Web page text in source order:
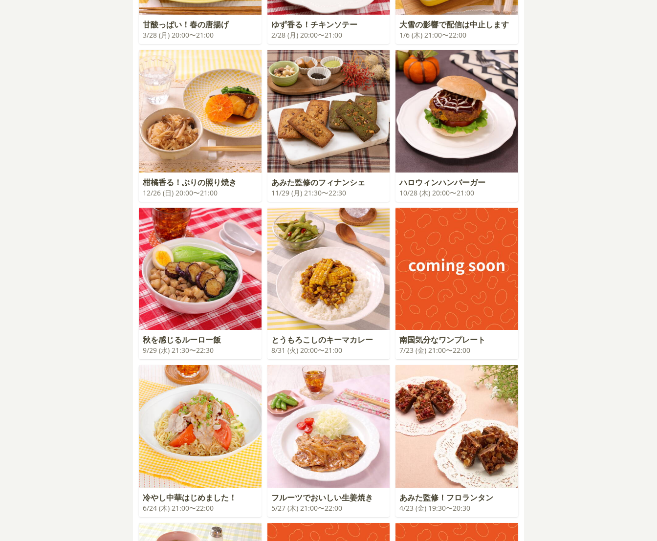
甘酸っぱい！春の唐揚げ
3/28 (月) 20:00〜21:00
ゆず香る！チキンソテー
2/28 (月) 20:00〜21:00
大雪の影響で配信は中止します
1/6 (木) 21:00〜22:00
柑橘香る！ぶりの照り焼き
12/26 (日) 20:00〜21:00
あみた監修のフィナンシェ
11/29 (月) 21:30〜22:30
ハロウィンハンバーガー
10/28 (木) 20:00〜21:00
秋を感じるルーロー飯
9/29 (水) 21:30〜22:30
とうもろこしのキーマカレー
8/31 (火) 20:00〜21:00
南国気分なワンプレート
7/23 (金) 21:00〜22:00
冷やし中華はじめました！
6/24 (木) 21:00〜22:00
フルーツでおいしい生姜焼き
5/27 (木) 21:00〜22:00
あみた監修！フロランタン
4/23 (金) 19:30〜20:30